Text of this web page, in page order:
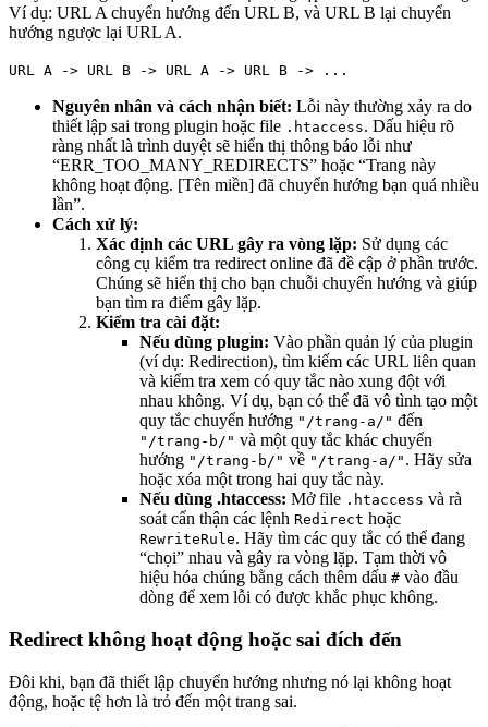
Ví dụ: URL A chuyển hướng đến URL B, và URL B lại chuyển
hướng ngược lại URL A.
URL A -> URL B -> URL A -> URL B -> ...
Nguyên nhân và cách nhận biết: Lỗi này thường xảy ra do
thiết lập sai trong plugin hoặc file .htaccess. Dấu hiệu rõ
ràng nhất là trình duyệt sẽ hiển thị thông báo lỗi như
“ERR_TOO_MANY_REDIRECTS” hoặc “Trang này
không hoạt động. [Tên miền] đã chuyển hướng bạn quá nhiều
lần”.
Cách xử lý:
Xác định các URL gây ra vòng lặp: Sử dụng các
công cụ kiểm tra redirect online đã đề cập ở phần trước.
Chúng sẽ hiển thị cho bạn chuỗi chuyển hướng và giúp
bạn tìm ra điểm gây lặp.
Kiểm tra cài đặt:
Nếu dùng plugin: Vào phần quản lý của plugin
(ví dụ: Redirection), tìm kiếm các URL liên quan
và kiểm tra xem có quy tắc nào xung đột với
nhau không. Ví dụ, bạn có thể đã vô tình tạo một
quy tắc chuyển hướng "/trang-a/" đến
"/trang-b/" và một quy tắc khác chuyển
hướng "/trang-b/" về "/trang-a/" . Hãy sửa
hoặc xóa một trong hai quy tắc này.
Nếu dùng .htaccess: Mở file .htaccess và rà
soát cẩn thận các lệnh Redirect hoặc
RewriteRule. Hãy tìm các quy tắc có thể đang
“chọi” nhau và gây ra vòng lặp. Tạm thời vô
hiệu hóa chúng bằng cách thêm dấu # vào đầu
dòng để xem lỗi có được khắc phục không.
Redirect không hoạt động hoặc sai đích đến
Đôi khi, bạn đã thiết lập chuyển hướng nhưng nó lại không hoạt
động, hoặc tệ hơn là trỏ đến một trang sai.